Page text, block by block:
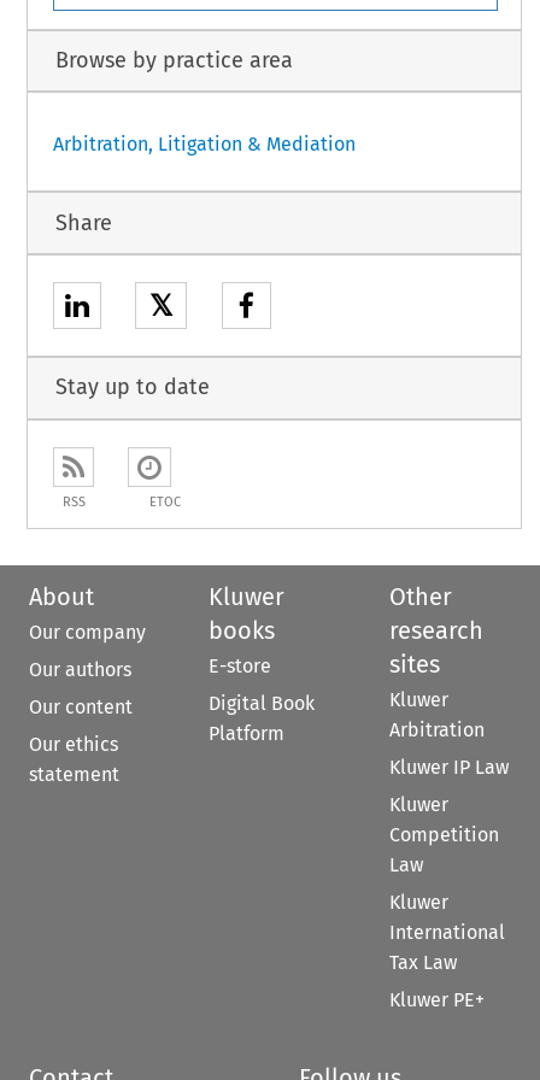
Browse by practice area
Arbitration, Litigation & Mediation
Share
𝕏
Stay up to date
RSS ETOC
About
Our company
Our authors
Our content
Our ethics
statement
Kluwer
books
E-store
Digital Book
Platform
Other
research
sites
Kluwer
Arbitration
Kluwer IP Law
Kluwer
Competition
Law
Kluwer
International
Tax Law
Kluwer PE+